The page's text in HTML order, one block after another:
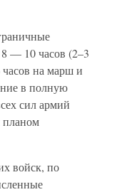
8 — 10 часов (2–3
часов на марш и
в полную
сил армий
планом
войск, по